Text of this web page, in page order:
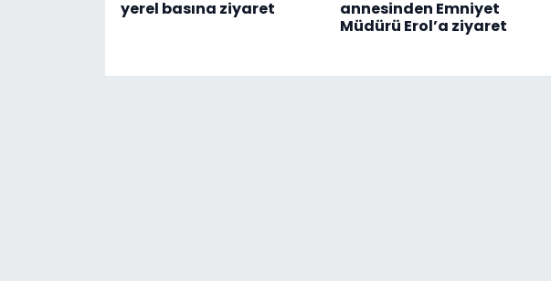
yerel basına ziyaret
annesinden Emniyet
Müdürü Erol’a ziyaret